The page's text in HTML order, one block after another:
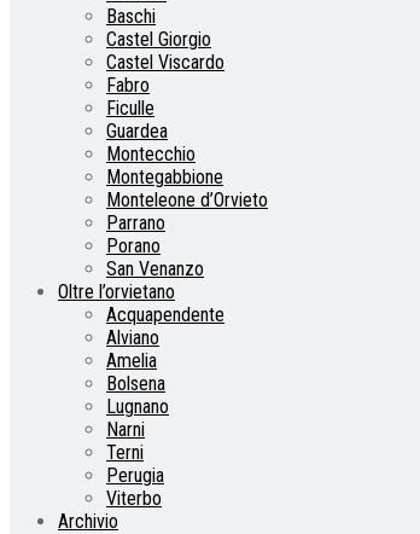
Baschi
Castel Giorgio
Castel Viscardo
Fabro
Ficulle
Guardea
Montecchio
Montegabbione
Monteleone d’Orvieto
Parrano
Porano
San Venanzo
Oltre l’orvietano
Acquapendente
Alviano
Amelia
Bolsena
Lugnano
Narni
Terni
Perugia
Viterbo
Archivio